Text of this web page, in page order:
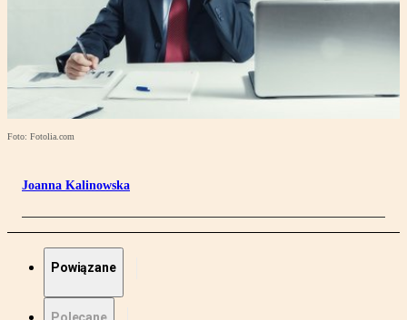
Foto: Fotolia.com
Joanna Kalinowska
Powiązane